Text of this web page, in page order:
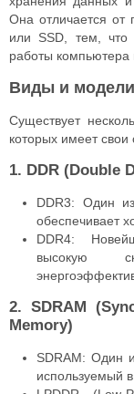
Она отличается от
или SSD, тем, что
работы компьютера
Виды и
Существует
которых имеет
1. DDR (Double
DDR3: Один
обеспечивает
DDR4:
высокую
2. SDRAM
Memory)
SDRAM: Один
используемый в